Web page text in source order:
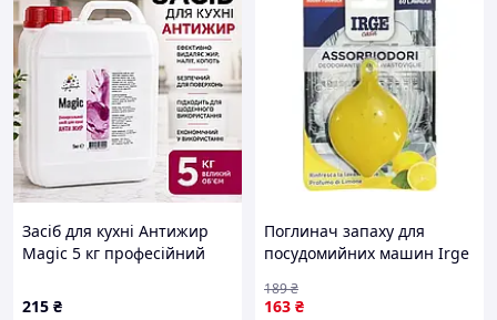
Засіб для кухні Антижир
Magic 5 кг професійний
нагару, кіптяви та стійких
215 ₴
Поглинач запаху для
посудомийних машин Irge
163 ₴
189₴